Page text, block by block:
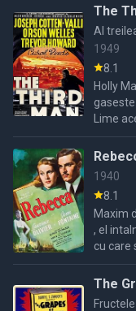
The
Al
1949
8.1
Holly
Lime
afla ca
1940
8.1
Maxim
, el
cu care
conacul lui Maxim , cei de acolo nu o accepta cu
The